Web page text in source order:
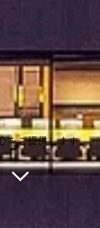
グループ
をご提供します。